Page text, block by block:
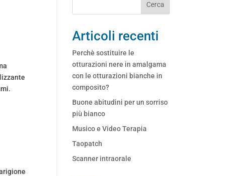
Cerca
Articoli recenti
Perchè sostituire le
otturazioni nere in amalgama
con le otturazioni bianche in
composito?
Buone abitudini per un sorriso
più bianco
Musico e Video Terapia
Taopatch
Scanner intraorale